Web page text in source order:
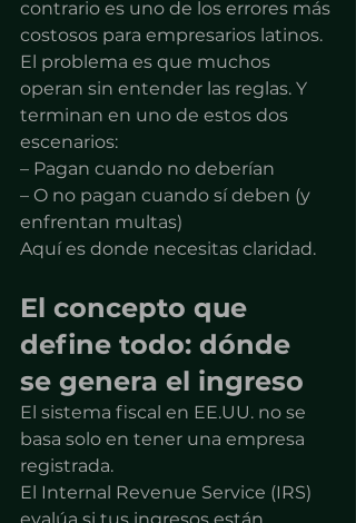
contrario es uno de los errores más
costosos para empresarios latinos.
El problema es que muchos
operan sin entender las reglas. Y
terminan en uno de estos dos
escenarios:
– Pagan cuando no deberían
– O no pagan cuando sí deben (y
enfrentan multas)
Aquí es donde necesitas claridad.
El concepto que
define todo: dónde
se genera el ingreso
El sistema fiscal en EE.UU. no se
basa solo en tener una empresa
registrada.
El Internal Revenue Service (IRS)